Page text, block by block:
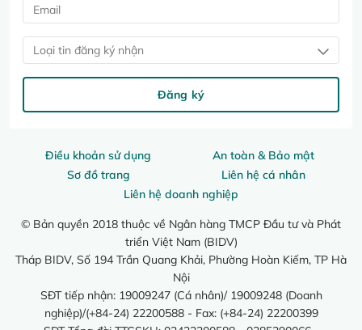
Điều khoản sử dụng
An toàn & Bảo mật
Sơ đồ trang
Liên hệ cá nhân
Liên hệ doanh nghiệp
© Bản quyền 2018 thuộc về Ngân hàng TMCP Đầu tư và Phát
triển Việt Nam (BIDV)
Tháp BIDV, Số 194 Trần Quang Khải, Phường Hoàn Kiếm, TP Hà
Nội
SĐT tiếp nhận: 19009247 (Cá nhân)/ 19009248 (Doanh
nghiệp)/(+84-24) 22200588 - Fax: (+84-24) 22200399
Loại tin đăng ký nhận
Đăng ký